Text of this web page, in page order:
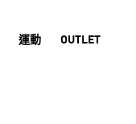
運動 OUTLET